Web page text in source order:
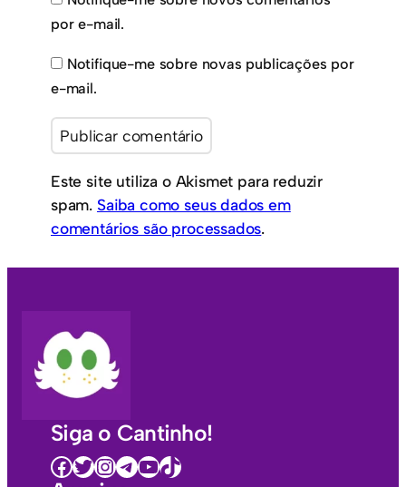
por e-mail.
Notifique-me sobre novas publicações por
e-mail.
Este site utiliza o Akismet para reduzir
spam. Saiba como seus dados em
comentários são processados.
Siga o Cantinho!
Facebook Twitter InstagramTelegramYoutube TikTok